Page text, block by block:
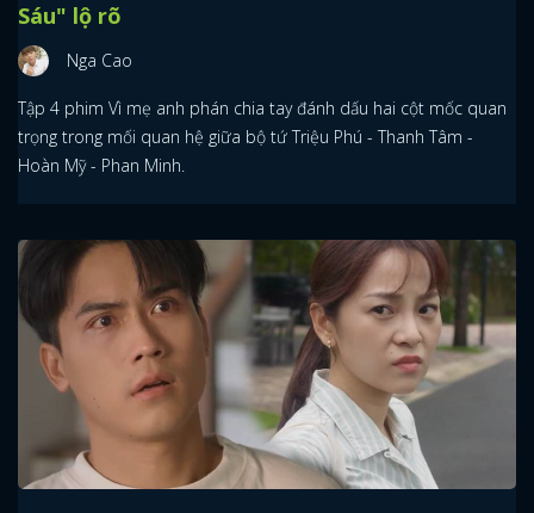
Sáu" lộ rõ
Nga Cao
Tập 4 phim Vì mẹ anh phán chia tay đánh dấu hai cột mốc quan
trọng trong mối quan hệ giữa bộ tứ Triệu Phú - Thanh Tâm -
Hoàn Mỹ - Phan Minh.